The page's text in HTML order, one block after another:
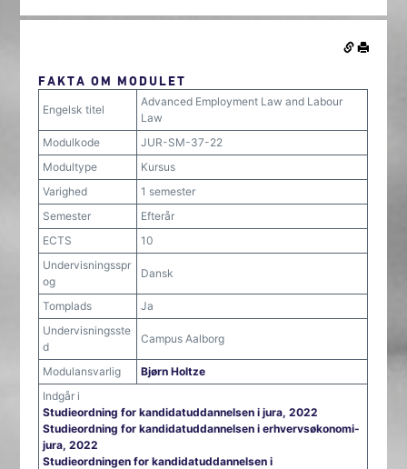
FAKTA OM MODULET
Engelsk titel
Advanced Employment Law and Labour
Law
Modulkode
JUR-SM-37-22
Modultype
Kursus
Varighed
1 semester
Semester
Efterår
ECTS
10
Undervisningsspr
og
Dansk
Tomplads
Ja
Undervisningsste
d
Campus Aalborg
Modulansvarlig
Bjørn Holtze
Indgår i
Studieordning for kandidatuddannelsen i jura, 2022
Studieordning for kandidatuddannelsen i erhvervsøkonomi-
jura, 2022
Studieordningen for kandidatuddannelsen i